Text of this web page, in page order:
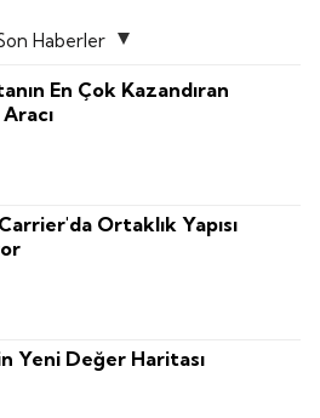
Haberler
En Çok Kazandıran
Aracı
Ortaklık Yapısı
Yeni Değer Haritası